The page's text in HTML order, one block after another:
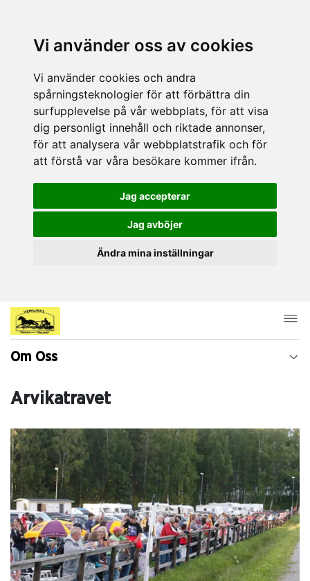
Vi använder oss av cookies
Vi använder cookies och andra
spårningsteknologier för att förbättra din
surfupplevelse på vår webbplats, för att visa
dig personligt innehåll och riktade annonser,
för att analysera vår webbplatstrafik och för
att förstå var våra besökare kommer ifrån.
Jag accepterar
Jag avböjer
Ändra mina inställningar
Om Oss
Arvikatravet